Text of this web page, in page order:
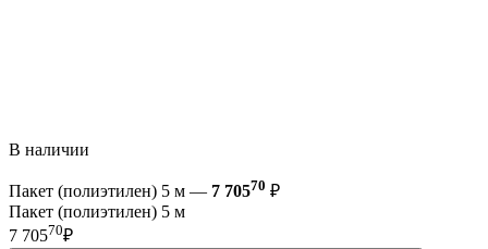
В наличии
Пакет (полиэтилен) 5 м — 7 70570 ₽
Пакет (полиэтилен) 5 м
7 70570₽